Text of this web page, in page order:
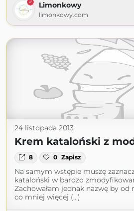
Limonkowy
limonkowy.com
24 listopada 2013
Krem kataloński z
8 0 Zapisz
Na samym wstępie muszę
kataloński w bardzo
Zachowałam jednak nazwę by od
co mniej więcej (...)